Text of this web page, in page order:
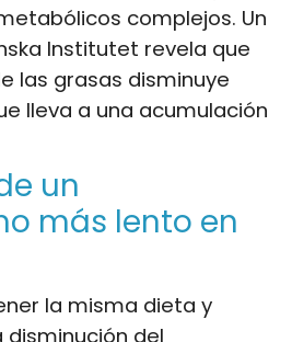
complejos. Un
Institutet revela que
las grasas disminuye
lleva a una acumulación
un
más lento en
la misma dieta y
disminución del